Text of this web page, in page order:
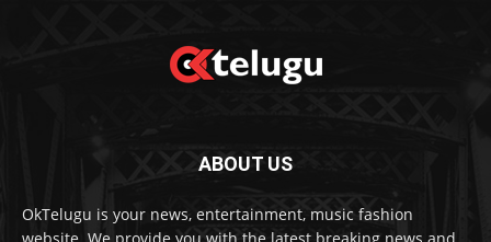
ABOUT US
OkTelugu is your news, entertainment, music fashion
website. We provide you with the latest breaking news and